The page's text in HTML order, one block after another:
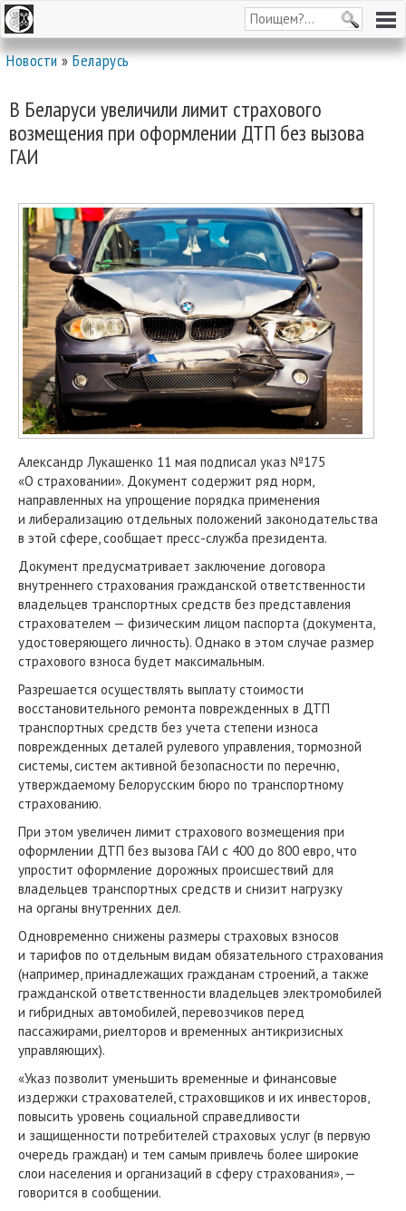
Новости»Беларусь
В Беларуси увеличили лимит страхового
возмещения при оформлении ДТП без вызова
ГАИ
Александр Лукашенко 11 мая подписал указ №175
«О страховании». Документ содержит ряд норм,
направленных на упрощение порядка применения
и либерализацию отдельных положений законодательства
в этой сфере, сообщает пресс-служба президента.
Документ предусматривает заключение договора
внутреннего страхования гражданской ответственности
владельцев транспортных средств без представления
страхователем — физическим лицом паспорта (документа,
удостоверяющего личность). Однако в этом случае размер
страхового взноса будет максимальным.
Разрешается осуществлять выплату стоимости
восстановительного ремонта поврежденных в ДТП
транспортных средств без учета степени износа
поврежденных деталей рулевого управления, тормозной
системы, систем активной безопасности по перечню,
утверждаемому Белорусским бюро по транспортному
страхованию.
При этом увеличен лимит страхового возмещения при
оформлении ДТП без вызова ГАИ с 400 до 800 евро, что
упростит оформление дорожных происшествий для
владельцев транспортных средств и снизит нагрузку
на органы внутренних дел.
Одновременно снижены размеры страховых взносов
и тарифов по отдельным видам обязательного страхования
(например, принадлежащих гражданам строений, а также
гражданской ответственности владельцев электромобилей
и гибридных автомобилей, перевозчиков перед
пассажирами, риелторов и временных антикризисных
управляющих).
«Указ позволит уменьшить временные и финансовые
издержки страхователей, страховщиков и их инвесторов,
повысить уровень социальной справедливости
и защищенности потребителей страховых услуг (в первую
очередь граждан) и тем самым привлечь более широкие
слои населения и организаций в сферу страхования», —
говорится в сообщении.